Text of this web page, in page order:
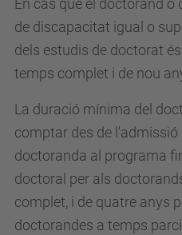
En cas que el doctorand
de discapacitat igual o
dels estudis de doctorat
temps complet i de nou
La duració mínima del
comptar des de
doctoranda al programa
doctoral per als
complet, i de quatre anys
doctorandes a temps